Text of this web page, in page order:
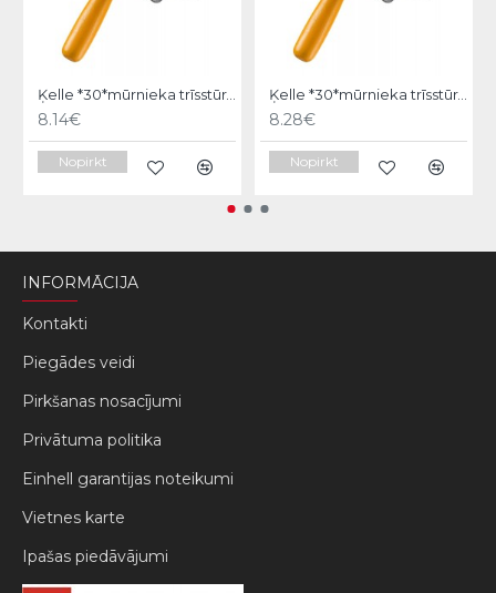
Ķelle *30*mūrnieka trīsstūra 18cm, Hardy
8.14€
Nopirkt
Ķelle *30*mūrnieka trīsstūra 20cm, Hardy
8.28€
Nopirkt
INFORMĀCIJA
Kontakti
Piegādes veidi
Pirkšanas nosacījumi
Privātuma politika
Einhell garantijas noteikumi
Vietnes karte
Ipašas piedāvājumi